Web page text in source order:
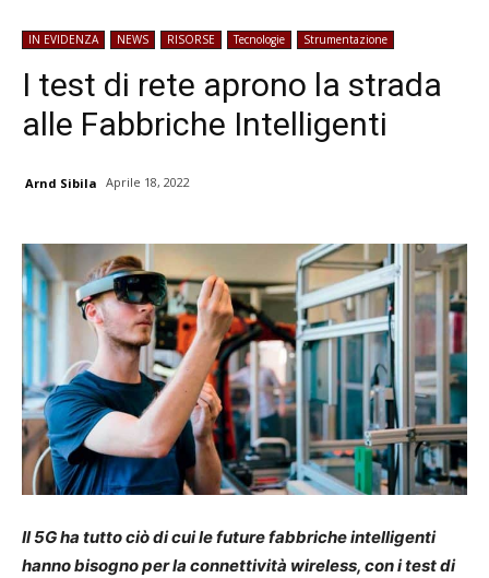
IN EVIDENZA NEWS RISORSE Tecnologie Strumentazione
I test di rete aprono la strada
alle Fabbriche Intelligenti
Arnd Sibila Aprile 18, 2022
Il 5G ha tutto ciò di cui le future fabbriche intelligenti
hanno bisogno per la connettività wireless, con i test di